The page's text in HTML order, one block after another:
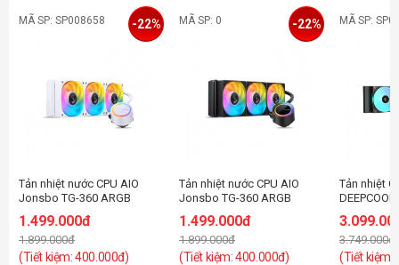
MÃ SP: SP008658
Tản nhiệt nước CPU AIO
Jonsbo TG-360 ARGB
không dây )
1.499.000đ
1.899.000đ
(Tiết kiệm: 400.000đ)
-22% MÃ SP: 0
Tản nhiệt nước CPU AIO
Jonsbo TG-360 ARGB
không dây )
1.499.000đ
1.899.000đ
(Tiết kiệm: 400.000đ)
-22% MÃ SP:
Tản nhiệt
3.749.000đ
(Tiết kiệm: